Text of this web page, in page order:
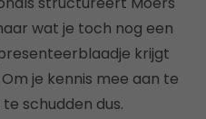
wat je toch nog een
krijgt
je kennis mee aan te
schudden dus.